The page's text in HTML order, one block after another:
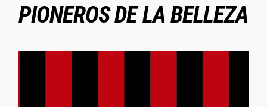
PIONEROS DE LA BELLEZA